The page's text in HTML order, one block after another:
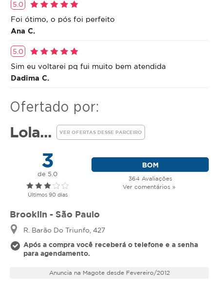
5.0
Foi ótimo, o pós foi perfeito
Ana C.
5.0
Sim eu voltarei pq fui muito bem atendida
Dadima C.
Ofertado por:
Lola... VER OFERTAS DESSE PARCEIRO
3
de 5.0
Últimos 90 dias
BOM
364 Avaliações
Ver comentários »
Brooklin - São Paulo
R. Barão Do Triunfo, 427
Após a compra você receberá o telefone e a senha
para agendamento.
Anuncia na Magote desde Fevereiro/2012